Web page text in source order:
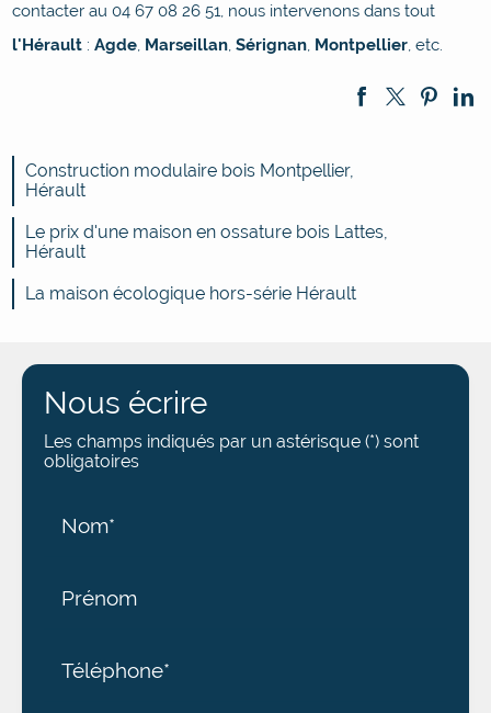
contacter au 04 67 08 26 51, nous intervenons dans tout
l'Hérault :Agde, Marseillan,Sérignan, Montpellier, etc.
Construction modulaire bois Montpellier,
Hérault
Le prix d'une maison en ossature bois Lattes,
Hérault
La maison écologique hors-série Hérault
Nous écrire
Les champs indiqués par un astérisque (*) sont
obligatoires
Nom*
Prénom
Téléphone*